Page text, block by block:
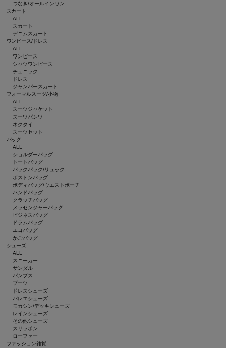
つなぎ/オールインワン
スカート
ALL
スカート
デニムスカート
ワンピース/ドレス
ALL
ワンピース
シャツワンピース
チュニック
ドレス
ジャンパースカート
フォーマルスーツ/小物
ALL
スーツジャケット
スーツパンツ
ネクタイ
スーツセット
バッグ
ALL
ショルダーバッグ
トートバッグ
バックパック/リュック
ボストンバッグ
ボディバッグ/ウエストポーチ
ハンドバッグ
クラッチバッグ
メッセンジャーバッグ
ビジネスバッグ
ドラムバッグ
エコバッグ
かごバッグ
シューズ
ALL
スニーカー
サンダル
パンプス
ブーツ
ドレスシューズ
バレエシューズ
モカシン/デッキシューズ
レインシューズ
その他シューズ
スリッポン
ローファー
ファッション雑貨